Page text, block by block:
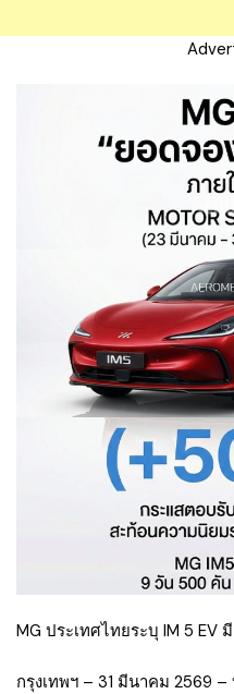
MG ประเทศไทยระบุ IM 5
กรุงเทพฯ – 31 มีนาคม 2569